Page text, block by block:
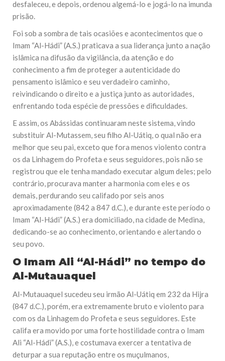
desfaleceu, e depois, ordenou algemá-lo e jogá-lo na imunda
prisão.
Foi sob a sombra de tais ocasiões e acontecimentos que o
Imam “Al-Hádi” (A.S.) praticava a sua liderança junto a nação
islâmica na difusão da vigilância, da atenção e do
conhecimento a fim de proteger a autenticidade do
pensamento islâmico e seu verdadeiro caminho,
reivindicando o direito e a justiça junto as autoridades,
enfrentando toda espécie de pressões e dificuldades.
E assim, os Abássidas continuaram neste sistema, vindo
substituir Al-Mutassem, seu filho Al-Uátiq, o qual não era
melhor que seu pai, exceto que fora menos violento contra
os da Linhagem do Profeta e seus seguidores, pois não se
registrou que ele tenha mandado executar algum deles; pelo
contrário, procurava manter a harmonia com eles e os
demais, perdurando seu califado por seis anos
aproximadamente (842 a 847 d.C.), e durante este período o
Imam “Al-Hádi” (A.S.) era domiciliado, na cidade de Medina,
dedicando-se ao conhecimento, orientando e alertando o
seu povo.
O Imam Ali “Al-Hádi” no tempo do
Al-Mutauaquel
Al-Mutauaquel sucedeu seu irmão Al-Uátiq em 232 da Hijra
(847 d.C.), porém, era extremamente bruto e violento para
com os da Linhagem do Profeta e seus seguidores. Este
califa era movido por uma forte hostilidade contra o Imam
Ali “Al-Hádi” (A.S.), e costumava exercer a tentativa de
deturpar a sua reputação entre os muçulmanos,